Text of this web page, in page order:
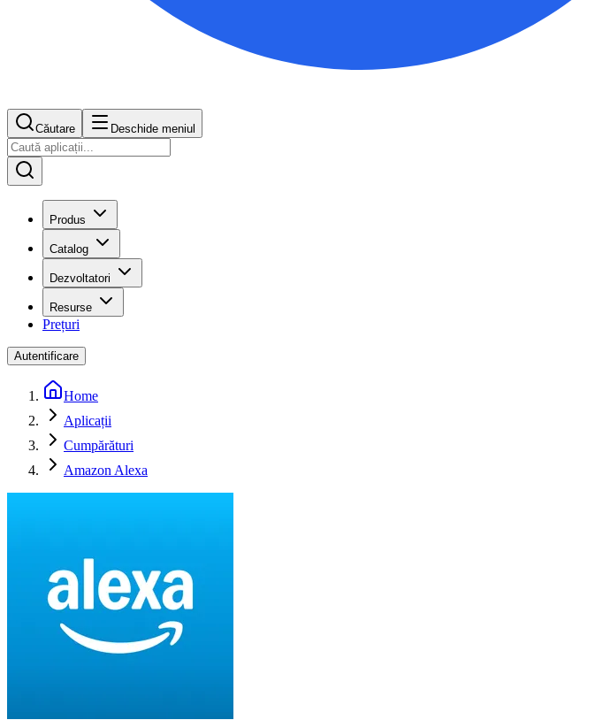
Căutare Deschide meniul
Produs
Catalog
Dezvoltatori
Resurse
Prețuri
Autentificare
Home
Aplicații
Cumpărături
Amazon Alexa